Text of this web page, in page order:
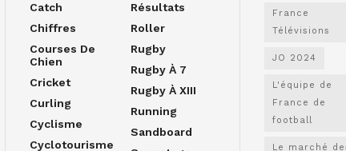
Catch
Chiffres
Courses De
Chien
Cricket
Curling
Cyclisme
Cyclotourisme
Résultats
Roller
Rugby
Rugby À 7
Rugby À XIII
Running
Sandboard
France
Télévisions
JO 2024
L'équipe de
France de
football
Le marché